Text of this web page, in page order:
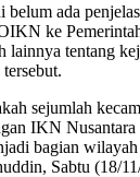
ada
ke
lainnya tentang
sejumlah
IKN Nusantara
bagian
Sabtu (18/